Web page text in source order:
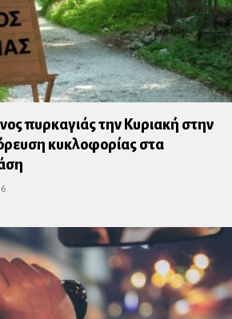
πυρκαγιάς την Κυριακή στην
κυκλοφορίας στα